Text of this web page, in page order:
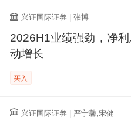
兴证国际证券 | 张博
2026H1业绩强劲，净
动增长
买入
兴证国际证券 | 严宁馨,宋健